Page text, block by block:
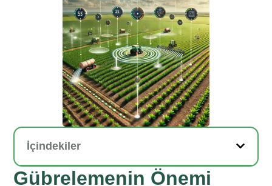
İçindekiler
Gübrelemenin Önemi